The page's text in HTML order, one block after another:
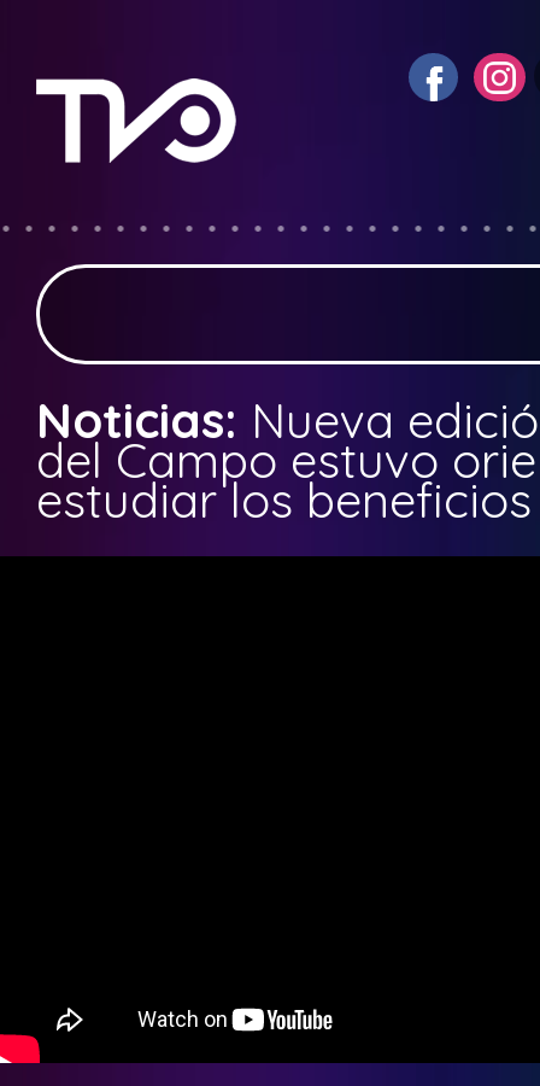
Noticias: Nueva
del Campo estuvo
estudiar los